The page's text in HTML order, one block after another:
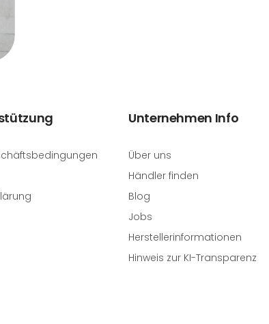
Unternehmen Info
Über uns
Händler finden
Blog
Jobs
Herstellerinformationen
Hinweis zur KI-Transparenz